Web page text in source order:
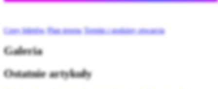
Ceny biletów Plan terenu Termin i godziny otwarcia
Galeria
Ostatnie artykuły